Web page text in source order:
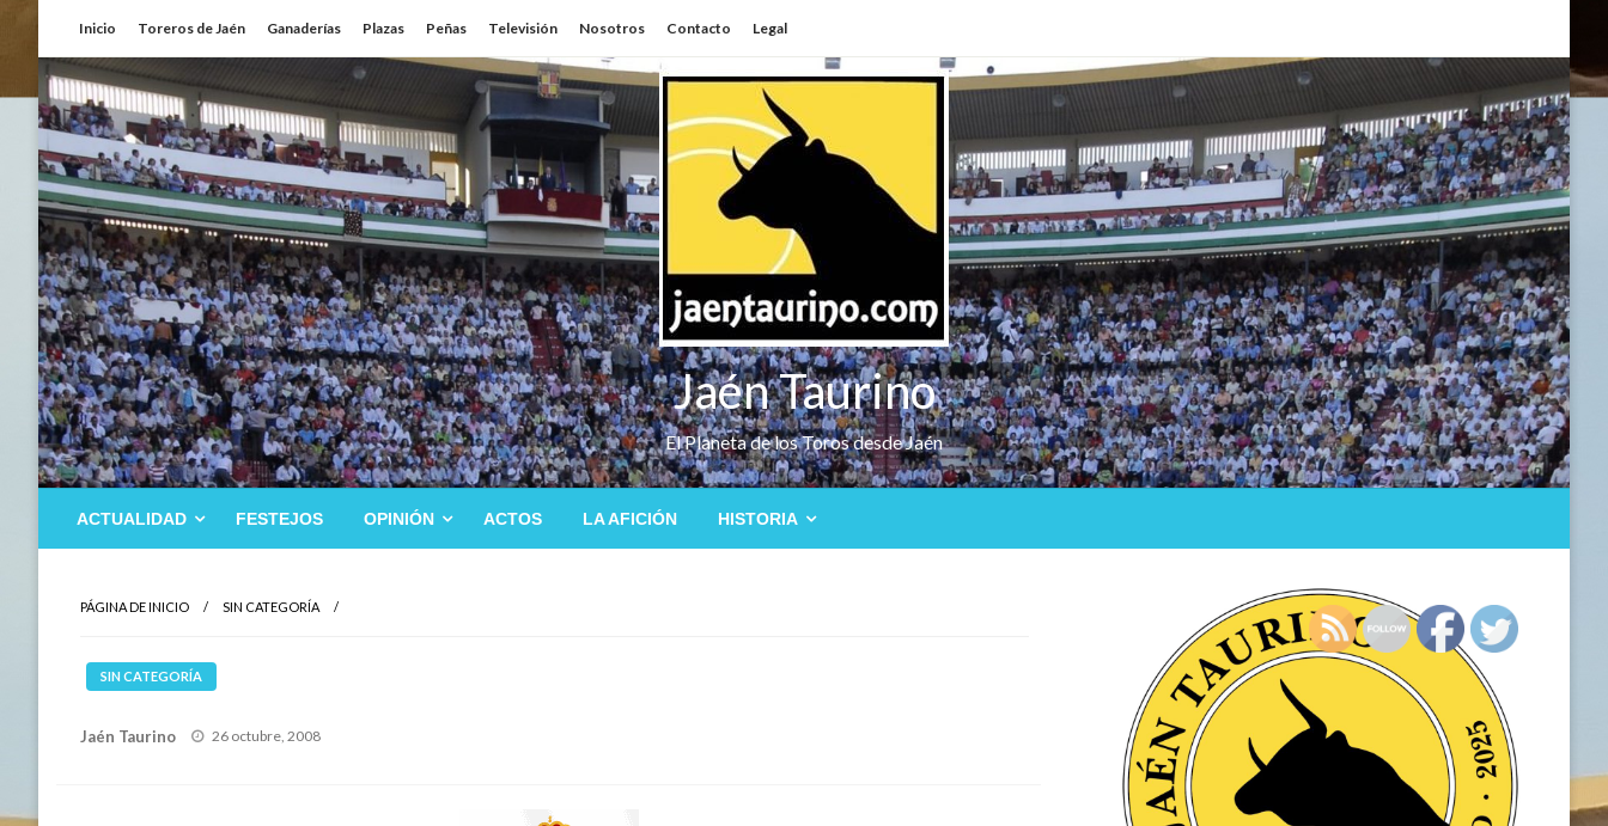
contenido
Inicio Toreros de Jaén Ganaderías Plazas Peñas Televisión Nosotros Contacto Legal
Jaén Taurino
El Planeta de los Toros desde Jaén
ACTUALIDAD FESTEJOS OPINIÓN ACTOS LA AFICIÓN HISTORIA
PÁGINA DE INICIO SIN CATEGORÍA
SIN CATEGORÍA
Jaén Taurino
Publicado
26 octubre, 2008